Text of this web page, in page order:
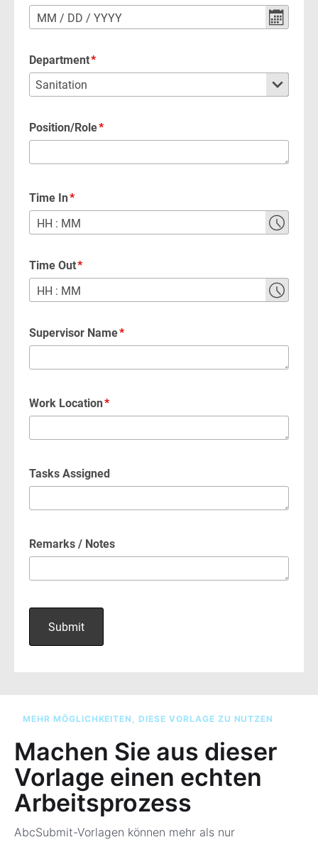
MEHR MÖGLICHKEITEN, DIESE VORLAGE ZU NUTZEN
Machen Sie aus dieser
Vorlage einen echten
Arbeitsprozess
AbcSubmit-Vorlagen können mehr als nur